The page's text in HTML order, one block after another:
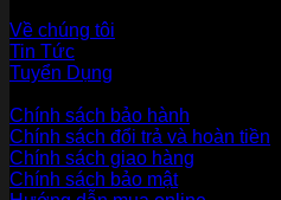
Về chúng tôi
Tin Tức
Tuyển Dụng
Chính sách bảo hành
Chính sách đổi trả và hoàn tiền
Chính sách giao hàng
Chính sách bảo mật